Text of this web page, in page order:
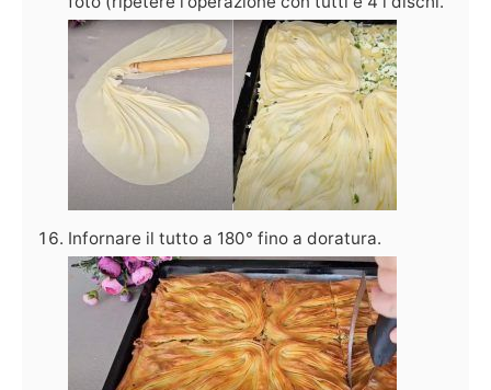
Infornare il tutto a 180° fino a doratura.